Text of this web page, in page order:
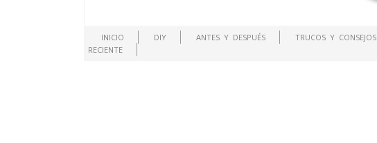
INICIO DIY ANTES Y DESPUÉS TRUCOS Y CONSEJOS
RECIENTE